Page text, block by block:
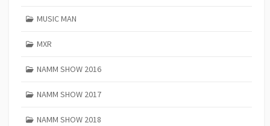
MUSIC MAN
MXR
NAMM SHOW 2016
NAMM SHOW 2017
NAMM SHOW 2018